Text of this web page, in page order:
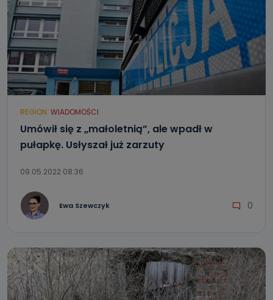
REGION WIADOMOŚCI
Umówił się z „małoletnią”, ale wpadł w
pułapkę. Usłyszał już zarzuty
09.05.2022 08:36
Ewa Szewczyk 0